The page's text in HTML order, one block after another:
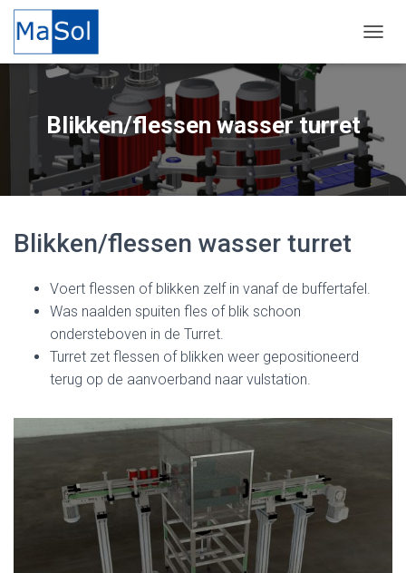
Blikken/flessen wasser turret
Blikken/flessen wasser turret
Voert flessen of blikken zelf in vanaf de buffertafel.
Was naalden spuiten fles of blik schoon
ondersteboven in de Turret.
Turret zet flessen of blikken weer gepositioneerd
terug op de aanvoerband naar vulstation.